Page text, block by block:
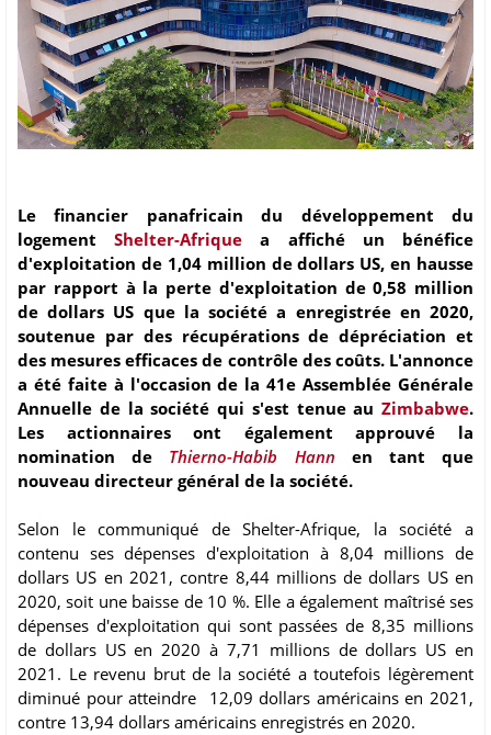
Le financier panafricain du développement du
logementShelter-Afrique a affiché un bénéfice
d'exploitation de 1,04 million de dollars US, en hausse
par rapport à la perte d'exploitation de 0,58 million
de dollars US que la société a enregistrée en 2020,
soutenue par des récupérations de dépréciation et
des mesures efficaces de contrôle des coûts. L'annonce
a été faite à l'occasion de la 41e Assemblée Générale
Annuelle de la société qui s'est tenue au Zimbabwe.
Les actionnaires ont également approuvé la
nomination de Thierno-Habib Hann en tant que
nouveau directeur général de la société.
Selon le communiqué de Shelter-Afrique, la société a
contenu ses dépenses d'exploitation à 8,04 millions de
dollars US en 2021, contre 8,44 millions de dollars US en
2020, soit une baisse de 10 %. Elle a également maîtrisé ses
dépenses d'exploitation qui sont passées de 8,35 millions
de dollars US en 2020 à 7,71 millions de dollars US en
2021. Le revenu brut de la société a toutefois légèrement
diminué pour atteindre 12,09 dollars américains en 2021,
contre 13,94 dollars américains enregistrés en 2020.